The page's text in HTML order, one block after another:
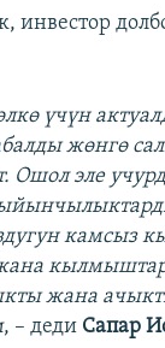
үчүн
жөнгө
Ошол эле
камсыз
жана
, – деди Сапар